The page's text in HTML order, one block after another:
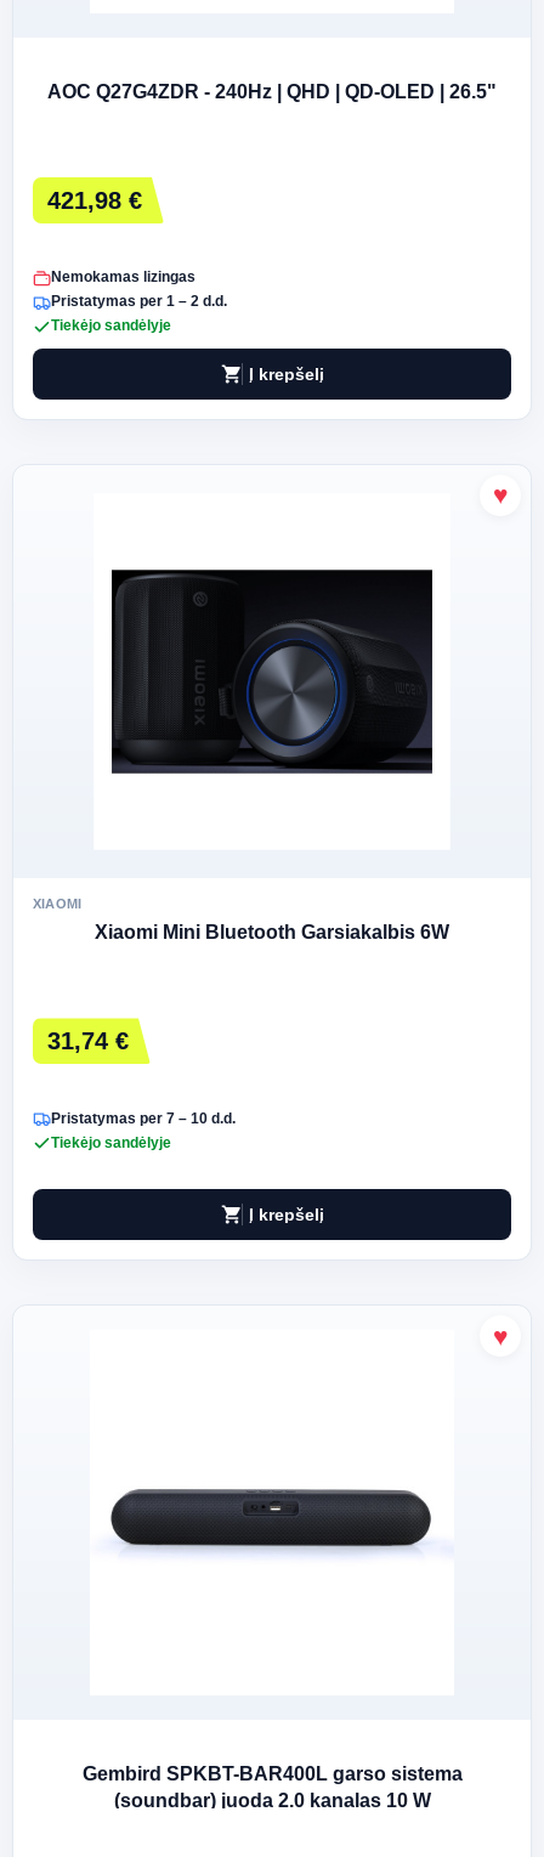
AOC Q27G4ZDR - 240Hz | QHD | QD-OLED | 26.5"
421,98 €
Nemokamas lizingas
Pristatymas per 1 – 2 d.d.
Tiekėjo sandėlyje
shopping_cart Į krepšelį
XIAOMI
Xiaomi Mini Bluetooth Garsiakalbis 6W
31,74 €
Pristatymas per 7 – 10 d.d.
Tiekėjo sandėlyje
shopping_cart Į krepšelį
Gembird SPKBT-BAR400L garso sistema
(soundbar) juoda 2.0 kanalas 10 W